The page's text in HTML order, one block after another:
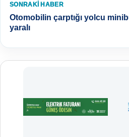
SONRAKI HABER
Otomobilin çarptığı yolcu
yaralı